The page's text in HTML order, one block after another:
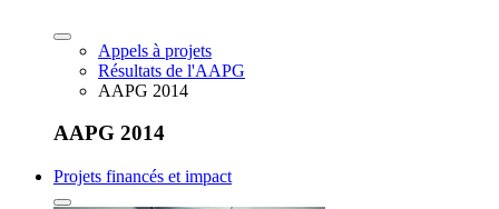
Appels à projets
Résultats de l'AAPG
AAPG 2014
AAPG 2014
Projets financés et impact